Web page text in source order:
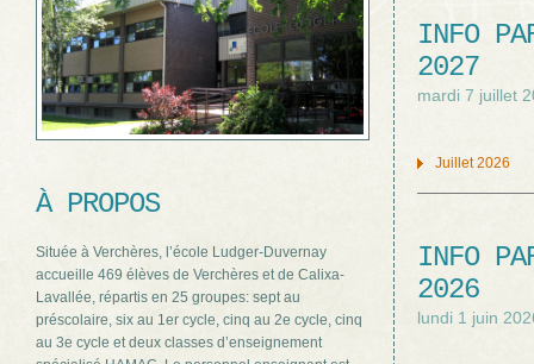
À PROPOS
Située à Verchères, l’école Ludger-Duvernay
accueille 469 élèves de Verchères et de Calixa-
Lavallée, répartis en 25 groupes: sept au
préscolaire, six au 1er cycle, cinq au 2e cycle, cinq
au 3e cycle et deux classes d’enseignement
INFO
2027
mardi 7 juillet
Juillet 2026
INFO
2026
lundi 1 juin